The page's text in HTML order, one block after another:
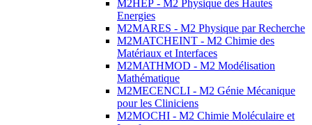
M2HEP - M2 Physique des Hautes
Energies
M2MARES - M2 Physique par Recherche
M2MATCHEINT - M2 Chimie des
Matériaux et Interfaces
M2MATHMOD - M2 Modélisation
Mathématique
M2MECENCLI - M2 Génie Mécanique
pour les Cliniciens
M2MOCHI - M2 Chimie Moléculaire et